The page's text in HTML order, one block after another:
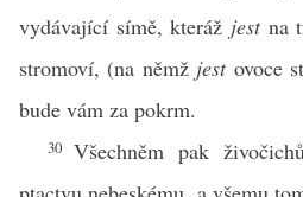
vydávající símě, kteráž jestna
stromoví, (na němž jestovoce
bude vám za pokrm.
30 Všechněm pak